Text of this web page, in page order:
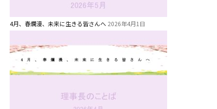
4月、春爛漫、未来に生きる皆さんへ 2026年4月1日
理事長のことば
教育と保育
美⽊多幼稚園の理想